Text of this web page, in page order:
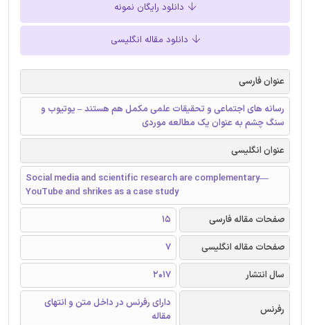
دانلود رایگان نمونه
دانلود مقاله انگلیسی
عنوان فارسی
رسانه های اجتماعی و تحقیقات علمی مکمل هم هستند – یوتیوب و
سنگ چشم به عنوان یک مطالعه موردی
عنوان انگلیسی
Social media and scientific research are complementary—
YouTube and shrikes as a case study
صفحات مقاله فارسی
15
صفحات مقاله انگلیسی
7
سال انتشار
2017
رفرنس
دارای رفرنس در داخل متن و انتهای
مقاله